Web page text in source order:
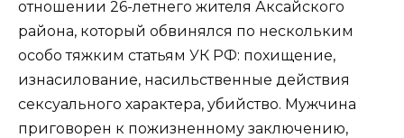
отношении 26-летнего жителя Аксайского
района, который обвинялся по нескольким
особо тяжким статьям УК РФ: похищение,
изнасилование, насильственные действия
сексуального характера, убийство. Мужчина
приговорен к пожизненному заключению,